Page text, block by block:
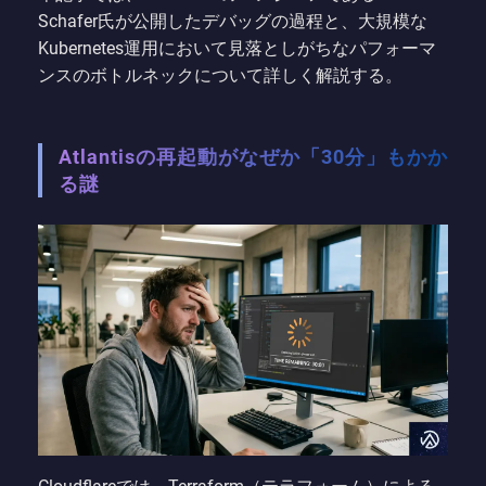
Schafer氏が公開したデバッグの過程と、大規模な
Kubernetes運用において見落としがちなパフォーマ
ンスのボトルネックについて詳しく解説する。
Atlantisの再起動がなぜか「30分」もかか
る謎